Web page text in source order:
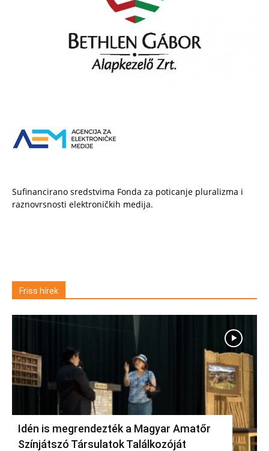
Sufinancirano sredstvima Fonda za poticanje pluralizma i
raznovrsnosti elektroničkih medija.
Friss hírek
Idén is megrendezték a Magyar Amatőr
Színjátszó Társulatok Találkozóját